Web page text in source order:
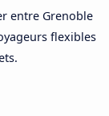
entre Grenoble
flexibles